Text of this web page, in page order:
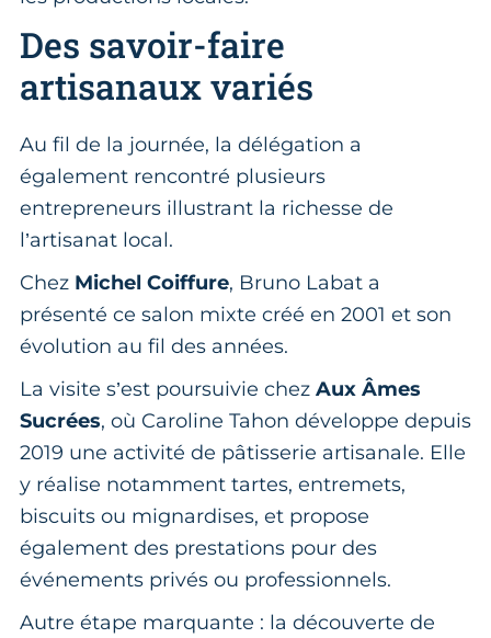
Des savoir-faire
artisanaux variés
Au fil de la journée, la délégation a
également rencontré plusieurs
entrepreneurs illustrant la richesse de
l’artisanat local.
Chez Michel Coiffure, Bruno Labat a
présenté ce salon mixte créé en 2001 et son
évolution au fil des années.
La visite s’est poursuivie chez Aux Âmes
Sucrées, où Caroline Tahon développe depuis
2019 une activité de pâtisserie artisanale. Elle
y réalise notamment tartes, entremets,
biscuits ou mignardises, et propose
également des prestations pour des
événements privés ou professionnels.
Autre étape marquante : la découverte de